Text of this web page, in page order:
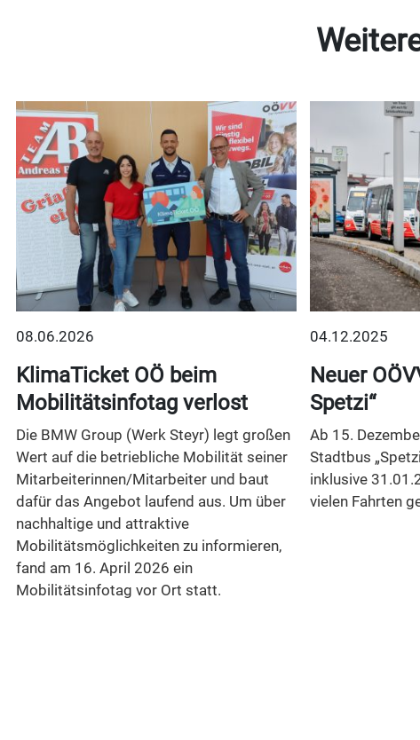
08.06.2026
KlimaTicket OÖ beim
Mobilitätsinfotag verlost
Die BMW Group (Werk Steyr) legt großen
Wert auf die betriebliche Mobilität seiner
Mitarbeiterinnen/Mitarbeiter und baut
dafür das Angebot laufend aus. Um über
nachhaltige und attraktive
Mobilitätsmöglichkeiten zu informieren,
fand am 16. April 2026 ein
Mobilitätsinfotag vor Ort statt.
04.12.2025
Neuer
Spetzi“
Ab 15.
Stadtbus
inklusive
vielen Fahrten